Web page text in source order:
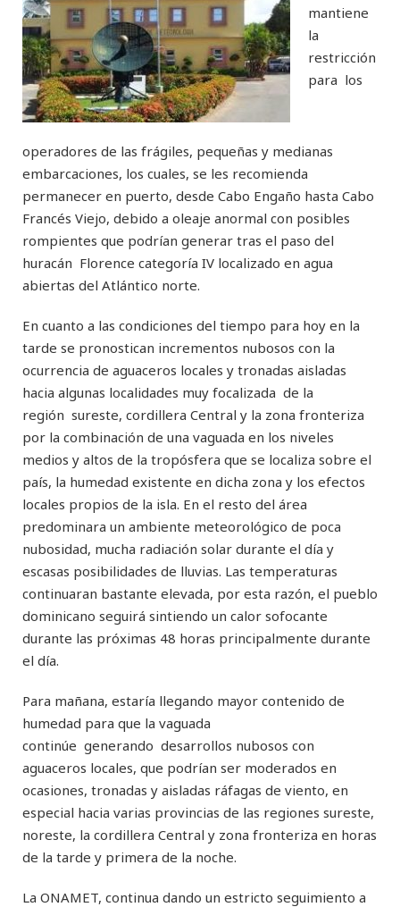
mantiene
la
restricción
para los
operadores de las frágiles, pequeñas y medianas
embarcaciones, los cuales, se les recomienda
permanecer en puerto, desde Cabo Engaño hasta Cabo
Francés Viejo, debido a oleaje anormal con posibles
rompientes que podrían generar tras el paso del
huracán Florence categoría IV localizado en agua
abiertas del Atlántico norte.
En cuanto a las condiciones del tiempo para hoy en la
tarde se pronostican incrementos nubosos con la
ocurrencia de aguaceros locales y tronadas aisladas
hacia algunas localidades muy focalizada de la
región sureste, cordillera Central y la zona fronteriza
por la combinación de una vaguada en los niveles
medios y altos de la tropósfera que se localiza sobre el
país, la humedad existente en dicha zona y los efectos
locales propios de la isla. En el resto del área
predominara un ambiente meteorológico de poca
nubosidad, mucha radiación solar durante el día y
escasas posibilidades de lluvias. Las temperaturas
continuaran bastante elevada, por esta razón, el pueblo
dominicano seguirá sintiendo un calor sofocante
durante las próximas 48 horas principalmente durante
el día.
Para mañana, estaría llegando mayor contenido de
humedad para que la vaguada
continúe generando desarrollos nubosos con
aguaceros locales, que podrían ser moderados en
ocasiones, tronadas y aisladas ráfagas de viento, en
especial hacia varias provincias de las regiones sureste,
noreste, la cordillera Central y zona fronteriza en horas
de la tarde y primera de la noche.
La ONAMET, continua dando un estricto seguimiento a